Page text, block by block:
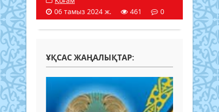
06 тамыз 2024 ж.
461 0
ҰҚСАС ЖАҢАЛЫҚТАР: